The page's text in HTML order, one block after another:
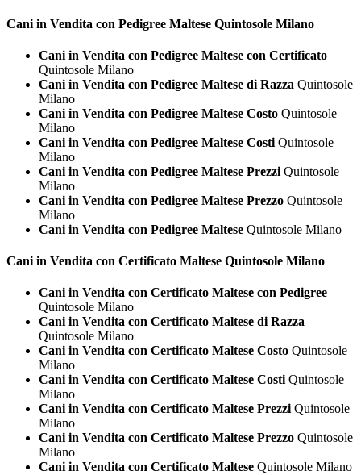
Cani in Vendita con Pedigree Maltese Quintosole Milano
Cani in Vendita con Pedigree Maltese con Certificato
Quintosole Milano
Cani in Vendita con Pedigree Maltese di Razza Quintosole
Milano
Cani in Vendita con Pedigree Maltese Costo Quintosole
Milano
Cani in Vendita con Pedigree Maltese Costi Quintosole
Milano
Cani in Vendita con Pedigree Maltese Prezzi Quintosole
Milano
Cani in Vendita con Pedigree Maltese Prezzo Quintosole
Milano
Cani in Vendita con Pedigree Maltese Quintosole Milano
Cani in Vendita con Certificato Maltese Quintosole Milano
Cani in Vendita con Certificato Maltese con Pedigree
Quintosole Milano
Cani in Vendita con Certificato Maltese di Razza
Quintosole Milano
Cani in Vendita con Certificato Maltese Costo Quintosole
Milano
Cani in Vendita con Certificato Maltese CostiQuintosole
Milano
Cani in Vendita con Certificato Maltese PrezziQuintosole
Milano
Cani in Vendita con Certificato Maltese Prezzo Quintosole
Milano
Cani in Vendita con Certificato Maltese Quintosole Milano